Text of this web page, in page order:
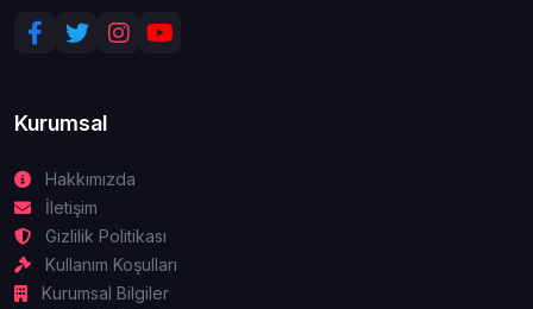
Kurumsal
Hakkımızda
İletişim
Gizlilik Politikası
Kullanım Koşulları
Kurumsal Bilgiler